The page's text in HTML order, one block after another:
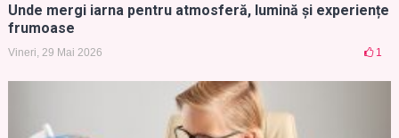
Unde mergi iarna pentru atmosferă, lumină și experiențe
frumoase
Vineri, 29 Mai 2026 1